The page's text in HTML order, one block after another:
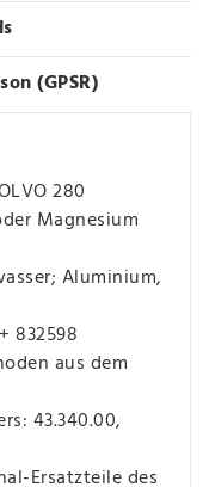
(GPSR)
280
Magnesium
Aluminium,
832598
aus dem
43.340.00,
Ersatzteile des